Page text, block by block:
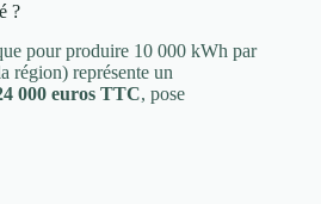
?
pour produire 10 000 kWh par
région) représente un
000 euros TTC, pose